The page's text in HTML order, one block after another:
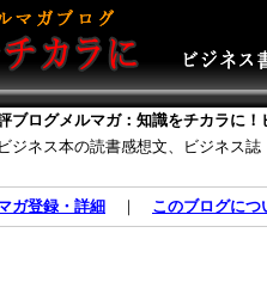
ブログメルマガ：知識をチカラに
ジネス本の読書感想文、ビジネス
ガ登録・詳細 ｜ このブログにつ